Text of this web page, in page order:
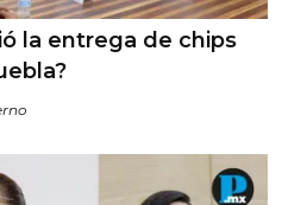
la entrega de chips